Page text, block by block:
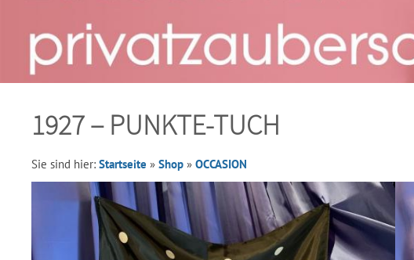
1927 – PUNKTE-TUCH
Sie sind hier: Startseite » Shop » OCCASION